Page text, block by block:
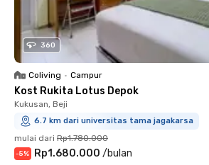
360
Coliving • Campur
Kost Rukita Lotus Depok
Kukusan, Beji
6.7 km dari universitas tama jagakarsa
mulai dari Rp1.780.000
-5% Rp1.680.000 /bulan